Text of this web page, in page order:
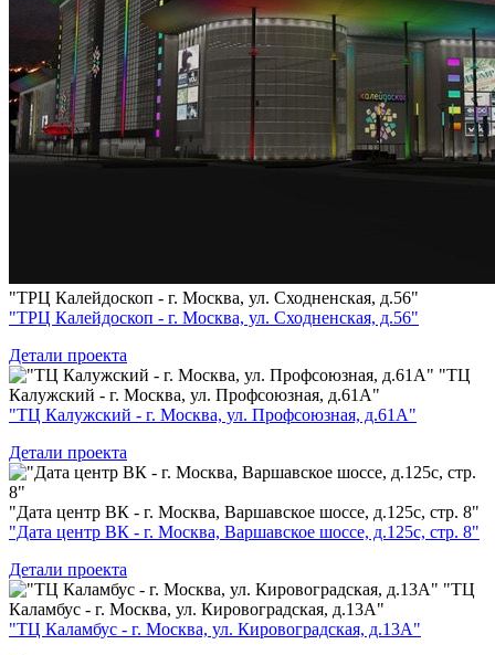
"ТРЦ Калейдоскоп - г. Москва, ул. Сходненская, д.56"
"ТРЦ Калейдоскоп - г. Москва, ул. Сходненская, д.56"
Детали проекта
"ТЦ
Калужский - г. Москва, ул. Профсоюзная, д.61А"
"ТЦ Калужский - г. Москва, ул. Профсоюзная, д.61А"
Детали проекта
"Дата центр ВК - г. Москва, Варшавское шоссе, д.125с, стр. 8"
"Дата центр ВК - г. Москва, Варшавское шоссе, д.125с, стр. 8"
Детали проекта
"ТЦ
Каламбус - г. Москва, ул. Кировоградская, д.13А"
"ТЦ Каламбус - г. Москва, ул. Кировоградская, д.13А"